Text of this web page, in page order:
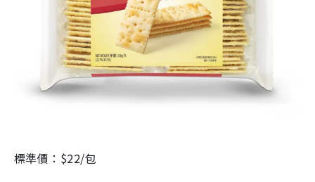
標準價：$22/包